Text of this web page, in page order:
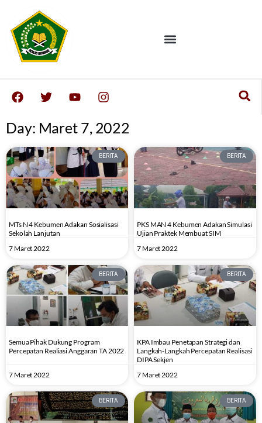
Day: Maret 7, 2022
BERITA
MTs N 4 Kebumen Adakan Sosialisasi
Sekolah Lanjutan
7 Maret 2022
BERITA
PKS MAN 4 Kebumen Adakan Simulasi
Ujian Praktek Membuat SIM
7 Maret 2022
BERITA
Semua Pihak Dukung Program
Percepatan Realiasi Anggaran TA 2022
7 Maret 2022
BERITA
KPA Imbau Penetapan Strategi dan
Langkah-Langkah Percepatan Realisasi
DIPA Sekjen
7 Maret 2022
BERITA BERITA